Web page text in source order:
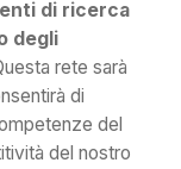
di ricerca
degli
rete sarà
di
del
del nostro